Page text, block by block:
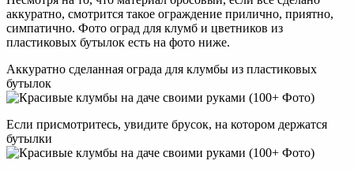
аккуратно, смотрится такое ограждение прилично, приятно,
симпатично. Фото оград для клумб и цветников из
пластиковых бутылок есть на фото ниже.
Аккуратно сделанная ограда для клумбы из пластиковых
бутылок
Если присмотритесь, увидите брусок, на котором держатся
бутылки